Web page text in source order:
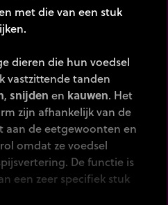
met die van een stuk
dieren die hun voedsel
vastzittende tanden
, snijden en kauwen. Het
zijn afhankelijk van de
aan de eetgewoonten en
omdat ze voedsel
De functie is
een zeer specifiek stuk